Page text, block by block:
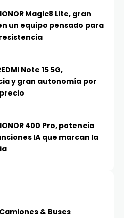
Magic8 Lite, gran
un equipo pensado para
Note 15 5G,
y gran autonomía por
400 Pro, potencia
IA que marcan la
& Buses